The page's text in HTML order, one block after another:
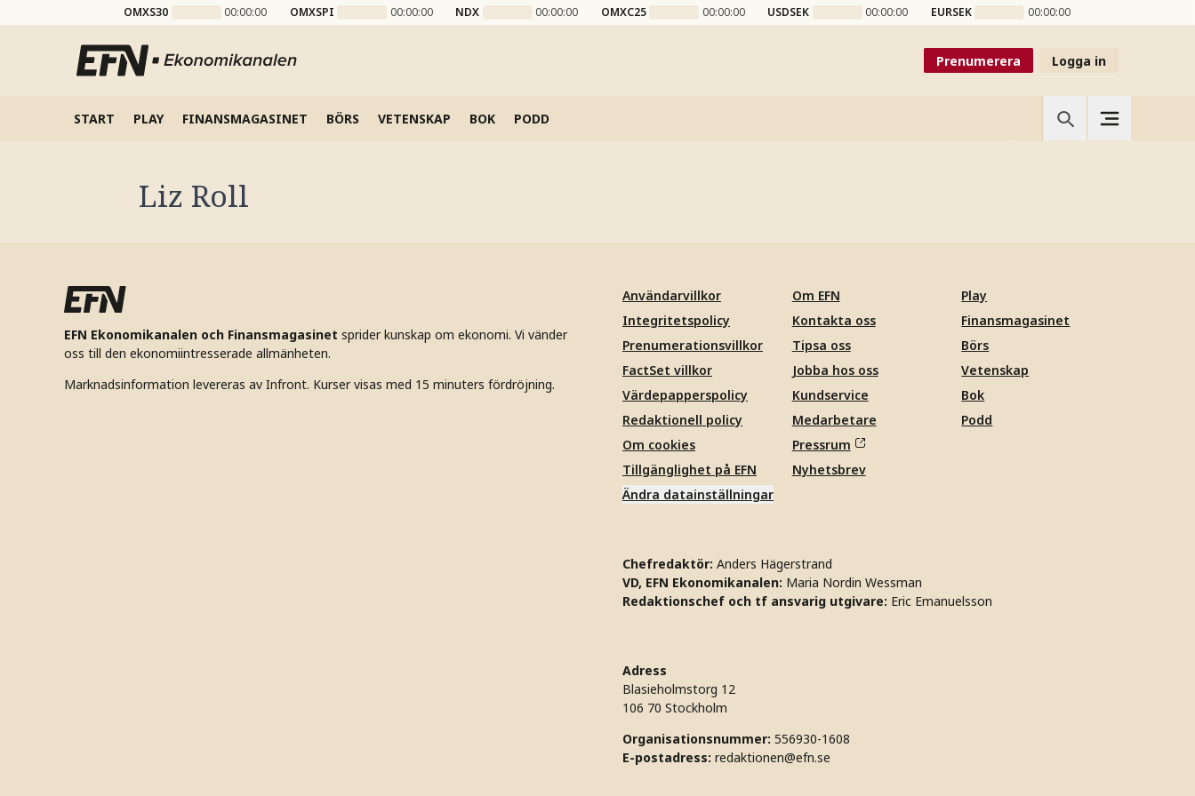
OMXS30 00:00:00 OMXSPI 00:00:00 NDX 00:00:00 OMXC25 00:00:00 USDSEK 00:00:00 EURSEK 00:00:00
Prenumerera Logga in
START PLAY FINANSMAGASINET BÖRS VETENSKAP BOK PODD
Liz Roll
EFN Ekonomikanalen och Finansmagasinet sprider kunskap om ekonomi. Vi vänder
oss till den ekonomiintresserade allmänheten.
Marknadsinformation levereras av Infront. Kurser visas med 15 minuters fördröjning.
Användarvillkor
Integritetspolicy
Prenumerationsvillkor
FactSet villkor
Värdepapperspolicy
Redaktionell policy
Om cookies
Tillgänglighet på EFN
Ändra datainställningar
Om EFN
Kontakta oss
Tipsa oss
Jobba hos oss
Kundservice
Medarbetare
Pressrum
Nyhetsbrev
Play
Finansmagasinet
Börs
Vetenskap
Bok
Podd
Chefredaktör: Anders Hägerstrand
VD, EFN Ekonomikanalen: Maria Nordin Wessman
Redaktionschef och tf ansvarig utgivare: Eric Emanuelsson
Adress
Blasieholmstorg 12
106 70 Stockholm
Organisationsnummer: 556930-1608
E-postadress: redaktionen@efn.se